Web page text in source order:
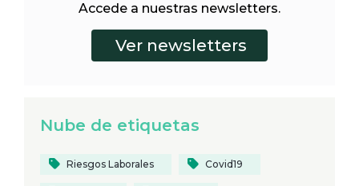
Accede a nuestras newsletters.
Nube de etiquetas
Riesgos Laborales Covid19